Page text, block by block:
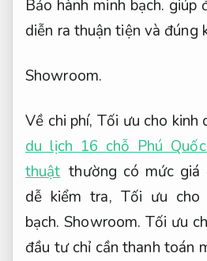
Bảo hành minh bạch. giúp
diễn ra thuận tiện và đúng
Showroom.
Về chi phí, Tối ưu cho kinh
du lịch 16 chỗ Phú
thuật thường có mức
dễ kiểm tra, Tối ưu cho
bạch.Showroom. Tối ưu
đầu tư chỉ cần thanh toán